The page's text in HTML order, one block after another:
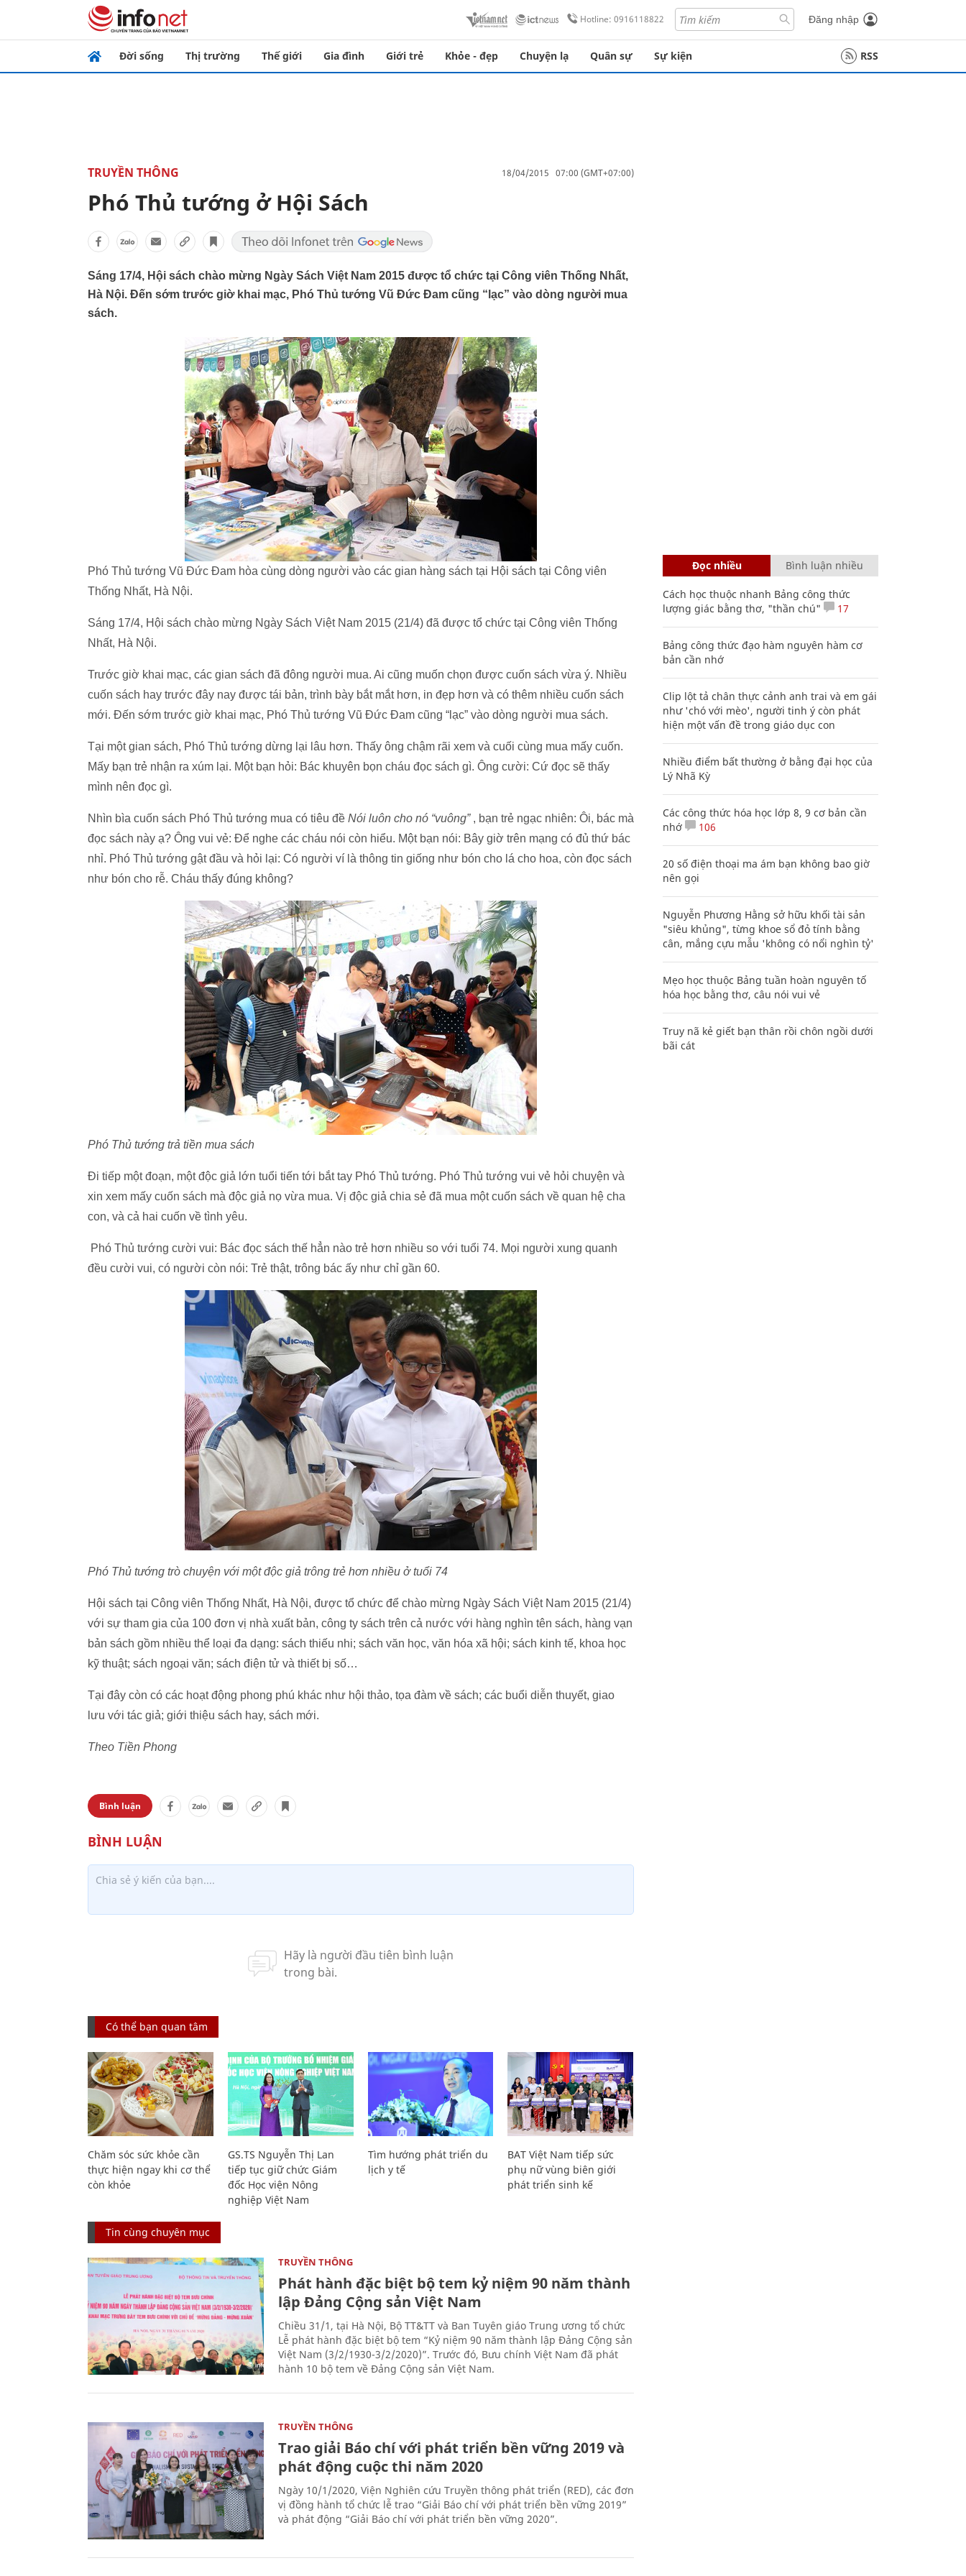
Hotline: 0916118822 Đăng nhập
Đời sống Thị trường Thế giới Gia đình Giới trẻ Khỏe - đẹp Chuyện lạ Quân sự Sự kiện RSS
TRUYỀN THÔNG 18/04/2015 07:00 (GMT+07:00)
Phó Thủ tướng ở Hội Sách
Sáng 17/4, Hội sách chào mừng Ngày Sách Việt Nam 2015 được tổ chức tại Công viên Thống Nhất,
Hà Nội. Đến sớm trước giờ khai mạc, Phó Thủ tướng Vũ Đức Đam cũng “lạc” vào dòng người mua
sách.
Phó Thủ tướng Vũ Đức Đam hòa cùng dòng người vào các gian hàng sách tại Hội sách tại Công viên
Thống Nhất, Hà Nội.
Sáng 17/4, Hội sách chào mừng Ngày Sách Việt Nam 2015 (21/4) đã được tổ chức tại Công viên Thống
Nhất, Hà Nội.
Trước giờ khai mạc, các gian sách đã đông người mua. Ai cũng muốn chọn được cuốn sách vừa ý. Nhiều
cuốn sách hay trước đây nay được tái bản, trình bày bắt mắt hơn, in đẹp hơn và có thêm nhiều cuốn sách
mới. Đến sớm trước giờ khai mạc, Phó Thủ tướng Vũ Đức Đam cũng “lạc” vào dòng người mua sách.
Tại một gian sách, Phó Thủ tướng dừng lại lâu hơn. Thấy ông chậm rãi xem và cuối cùng mua mấy cuốn.
Mấy bạn trẻ nhận ra xúm lại. Một bạn hỏi: Bác khuyên bọn cháu đọc sách gì. Ông cười: Cứ đọc sẽ thấy
mình nên đọc gì.
Nhìn bìa cuốn sách Phó Thủ tướng mua có tiêu đề Nói luôn cho nó “vuông”, bạn trẻ ngạc nhiên: Ôi, bác mà
đọc sách này ạ? Ông vui vẻ: Để nghe các cháu nói còn hiểu. Một bạn nói: Bây giờ trên mạng có đủ thứ bác
nhỉ. Phó Thủ tướng gật đầu và hỏi lại: Có người ví là thông tin giống như bón cho lá cho hoa, còn đọc sách
như bón cho rễ. Cháu thấy đúng không?
Phó Thủ tướng trả tiền mua sách
Đi tiếp một đoạn, một độc giả lớn tuổi tiến tới bắt tay Phó Thủ tướng. Phó Thủ tướng vui vẻ hỏi chuyện và
xin xem mấy cuốn sách mà độc giả nọ vừa mua. Vị độc giả chia sẻ đã mua một cuốn sách về quan hệ cha
con, và cả hai cuốn về tình yêu.
Phó Thủ tướng cười vui: Bác đọc sách thế hẳn nào trẻ hơn nhiều so với tuổi 74. Mọi người xung quanh
đều cười vui, có người còn nói: Trẻ thật, trông bác ấy như chỉ gần 60.
Phó Thủ tướng trò chuyện với một độc giả trông trẻ hơn nhiều ở tuổi 74
Hội sách tại Công viên Thống Nhất, Hà Nội, được tổ chức để chào mừng Ngày Sách Việt Nam 2015 (21/4)
với sự tham gia của 100 đơn vị nhà xuất bản, công ty sách trên cả nước với hàng nghìn tên sách, hàng vạn
bản sách gồm nhiều thể loại đa dạng: sách thiếu nhi; sách văn học, văn hóa xã hội; sách kinh tế, khoa học
kỹ thuật; sách ngoại văn; sách điện tử và thiết bị số…
Tại đây còn có các hoạt động phong phú khác như hội thảo, tọa đàm về sách; các buổi diễn thuyết, giao
lưu với tác giả; giới thiệu sách hay, sách mới.
Theo Tiền Phong
Bình luận
Có thể bạn quan tâm
Chăm sóc sức khỏe cần
thực hiện ngay khi cơ thể
còn khỏe
GS.TS Nguyễn Thị Lan
tiếp tục giữ chức Giám
đốc Học viện Nông
nghiệp Việt Nam
Tìm hướng phát triển du
lịch y tế
BAT Việt Nam tiếp sức
phụ nữ vùng biên giới
phát triển sinh kế
Tin cùng chuyên mục
TRUYỀN THÔNG
Phát hành đặc biệt bộ tem kỷ niệm 90 năm thành
lập Đảng Cộng sản Việt Nam
Chiều 31/1, tại Hà Nội, Bộ TT&TT và Ban Tuyên giáo Trung ương tổ chức
Lễ phát hành đặc biệt bộ tem “Kỷ niệm 90 năm thành lập Đảng Cộng sản
Việt Nam (3/2/1930-3/2/2020)”. Trước đó, Bưu chính Việt Nam đã phát
hành 10 bộ tem về Đảng Cộng sản Việt Nam.
TRUYỀN THÔNG
Trao giải Báo chí với phát triển bền vững 2019 và
phát động cuộc thi năm 2020
Ngày 10/1/2020, Viện Nghiên cứu Truyền thông phát triển (RED), các đơn
vị đồng hành tổ chức lễ trao “Giải Báo chí với phát triển bền vững 2019”
và phát động “Giải Báo chí với phát triển bền vững 2020”.
Đọc nhiều Bình luận nhiều
Cách học thuộc nhanh Bảng công thức
lượng giác bằng thơ, "thần chú"
17
Bảng công thức đạo hàm nguyên hàm cơ
bản cần nhớ
Clip lột tả chân thực cảnh anh trai và em gái
như 'chó với mèo', người tinh ý còn phát
hiện một vấn đề trong giáo dục con
Nhiều điểm bất thường ở bằng đại học của
Lý Nhã Kỳ
Các công thức hóa học lớp 8, 9 cơ bản cần
nhớ
106
20 số điện thoại ma ám bạn không bao giờ
nên gọi
Nguyễn Phương Hằng sở hữu khối tài sản
"siêu khủng", từng khoe sổ đỏ tính bằng
cân, mắng cựu mẫu 'không có nổi nghìn tỷ'
Mẹo học thuộc Bảng tuần hoàn nguyên tố
hóa học bằng thơ, câu nói vui vẻ
Truy nã kẻ giết bạn thân rồi chôn ngồi dưới
bãi cát